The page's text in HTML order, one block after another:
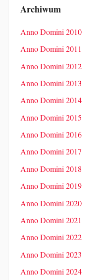
Archiwum
Anno Domini 2010
Anno Domini 2011
Anno Domini 2012
Anno Domini 2013
Anno Domini 2014
Anno Domini 2015
Anno Domini 2016
Anno Domini 2017
Anno Domini 2018
Anno Domini 2019
Anno Domini 2020
Anno Domini 2021
Anno Domini 2022
Anno Domini 2023
Anno Domini 2024